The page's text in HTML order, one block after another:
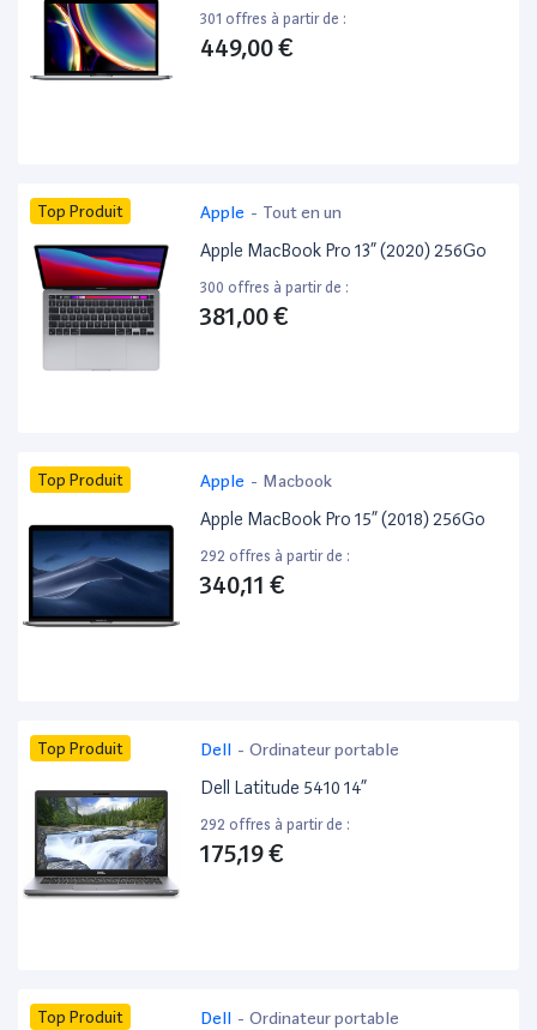
301 offres à partir de :
449,00 €
Top Produit Apple - Tout en un
Apple MacBook Pro 13” (2020) 256Go
300 offres à partir de :
381,00 €
Top Produit Apple - Macbook
Apple MacBook Pro 15” (2018) 256Go
292 offres à partir de :
340,11 €
Top Produit Dell - Ordinateur portable
Dell Latitude 5410 14”
292 offres à partir de :
175,19 €
Top Produit Dell - Ordinateur portable